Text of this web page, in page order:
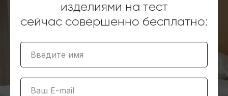
изделиями на тест
сейчас совершенно бесплатно:
Введите имя
Ваш E-mail